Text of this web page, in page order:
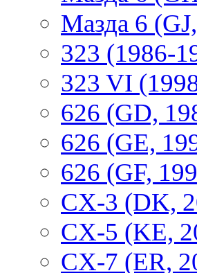
Мазда 6
323 (1986-
323 VI
626 (GD,
626 (GE,
626 (GF,
CX-3 (DK,
CX-5 (KE,
CX-7 (ER,